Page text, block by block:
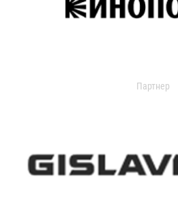
Партнер